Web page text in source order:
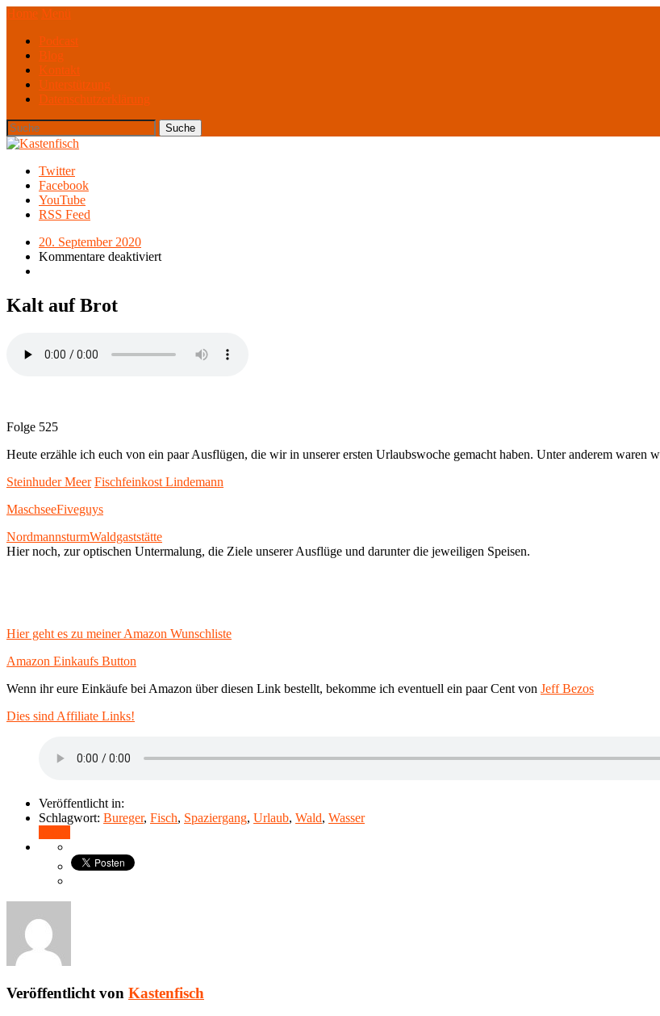
Home Menü
Podcast
Blog
Kontakt
Unterstützung
Datenschutzerklärung
Twitter
Facebook
YouTube
RSS Feed
20. September 2020
Kommentare deaktiviert
Kalt auf Brot
Folge 525
Heute erzähle ich euch von ein paar Ausflügen, die wir in unserer ersten Urlaubswoche gemacht haben. Unter anderem waren
Steinhuder Meer Fischfeinkost Lindemann
MaschseeFiveguys
NordmannsturmWaldgaststätte
Hier noch, zur optischen Untermalung, die Ziele unserer Ausflüge und darunter die jeweiligen Speisen.
Hier geht es zu meiner Amazon Wunschliste
Amazon Einkaufs Button
Wenn ihr eure Einkäufe bei Amazon über diesen Link bestellt, bekomme ich eventuell ein paar Cent von Jeff Bezos
Dies sind Affiliate Links!
Veröffentlicht in:
Schlagwort: Bureger, Fisch, Spaziergang, Urlaub, Wald, Wasser
Veröffentlicht von Kastenfisch